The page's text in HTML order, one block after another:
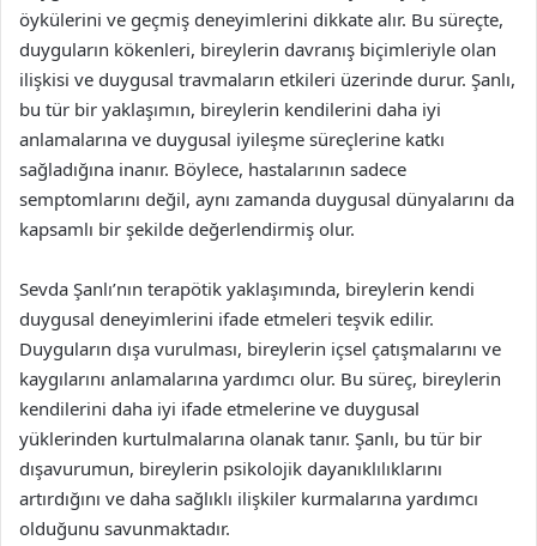
öykülerini ve geçmiş deneyimlerini dikkate alır. Bu süreçte,
duyguların kökenleri, bireylerin davranış biçimleriyle olan
ilişkisi ve duygusal travmaların etkileri üzerinde durur. Şanlı,
bu tür bir yaklaşımın, bireylerin kendilerini daha iyi
anlamalarına ve duygusal iyileşme süreçlerine katkı
sağladığına inanır. Böylece, hastalarının sadece
semptomlarını değil, aynı zamanda duygusal dünyalarını da
kapsamlı bir şekilde değerlendirmiş olur.
Sevda Şanlı’nın terapötik yaklaşımında, bireylerin kendi
duygusal deneyimlerini ifade etmeleri teşvik edilir.
Duyguların dışa vurulması, bireylerin içsel çatışmalarını ve
kaygılarını anlamalarına yardımcı olur. Bu süreç, bireylerin
kendilerini daha iyi ifade etmelerine ve duygusal
yüklerinden kurtulmalarına olanak tanır. Şanlı, bu tür bir
dışavurumun, bireylerin psikolojik dayanıklılıklarını
artırdığını ve daha sağlıklı ilişkiler kurmalarına yardımcı
olduğunu savunmaktadır.